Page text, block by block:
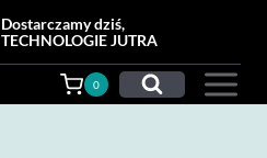
Dostarczamy dziś,
TECHNOLOGIE JUTRA
0